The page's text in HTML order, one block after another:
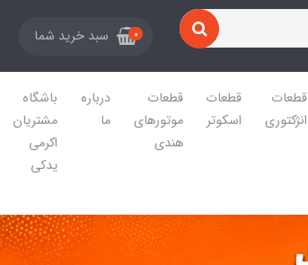
0 سبد خرید شما
قطعات
انژکتوری
قطعات
اسکوتر
قطعات
موتورهای
هندی
درباره
ما
باشگاه
مشتریان
اکرمی
یدکی